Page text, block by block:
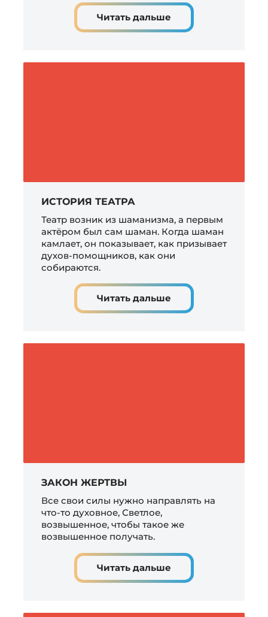
Читать дальше
ИСТОРИЯ ТЕАТРА
Театр возник из шаманизма, а первым
актёром был сам шаман. Когда шаман
камлает, он показывает, как призывает
духов-помощников, как они
собираются.
Читать дальше
ЗАКОН ЖЕРТВЫ
Все свои силы нужно направлять на
что-то духовное, Светлое,
возвышенное, чтобы такое же
возвышенное получать.
Читать дальше